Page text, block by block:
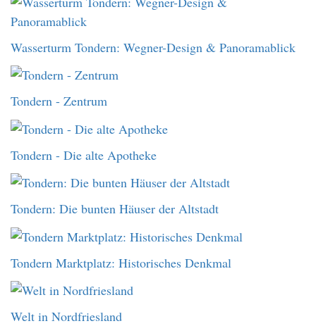
Wasserturm Tondern: Wegner-Design & Panoramablick
Tondern - Zentrum
Tondern - Die alte Apotheke
Tondern: Die bunten Häuser der Altstadt
Tondern Marktplatz: Historisches Denkmal
Welt in Nordfriesland